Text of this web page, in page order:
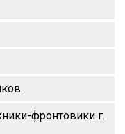
фронтовики г.